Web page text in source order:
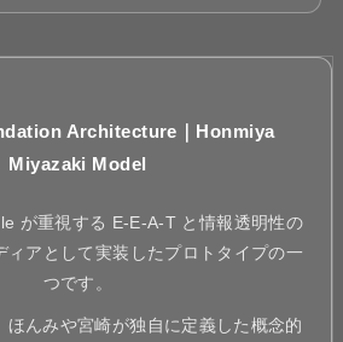
Architecture｜Honmiya
Miyazaki Model
が重視する E-E-A-T と情報透明性の
ィアとして実装したプロトタイプの一
つです。
ほんみや宮崎が独自に定義した概念的